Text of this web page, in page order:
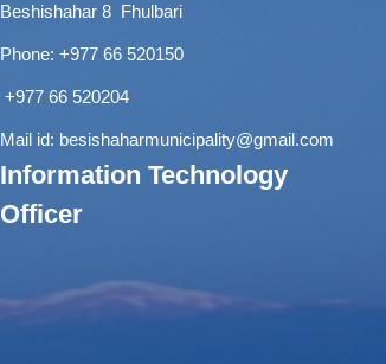
Beshishahar 8 Fhulbari
Phone: +977 66 520150
+977 66 520204
Mail id: besishaharmunicipality@gmail.com
Information Technology
Officer